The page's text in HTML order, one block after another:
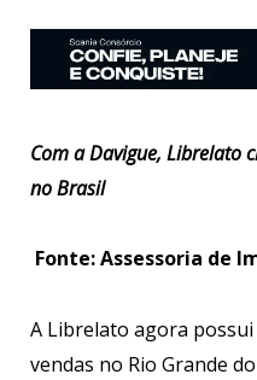
Com a Davigue, Librelato
no Brasil
Fonte: Assessoria de
A Librelato agora
vendas no Rio Grande